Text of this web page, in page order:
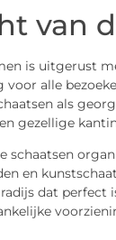
van
is uitgerust
voor alle
als
gezellige
schaatsen
en
dat perfect